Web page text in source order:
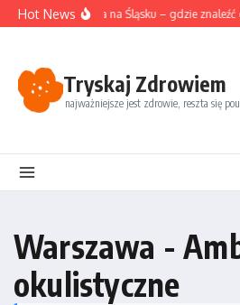
Przejdź do treści
Hot News
Akupunktura na Śląsku – gdzie znaleźć
Tryskaj Zdrowiem
najważniejsze jest zdrowie, reszta się
Warszawa -
okulistyczne